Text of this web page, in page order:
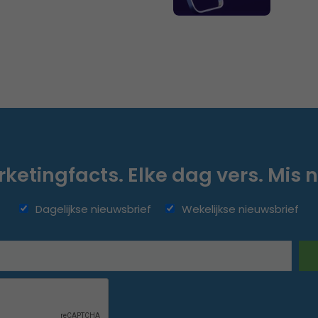
Elke dag vers. Mis
Dagelijkse nieuwsbrief Wekelijkse nieuwsbrief